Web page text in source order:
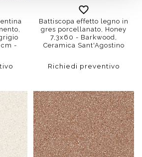
-
Battiscopa effetto legno in
gres porcellanato, Honey
7,3x60 - Barkwood,
Ceramica Sant'Agostino
Richiedi preventivo